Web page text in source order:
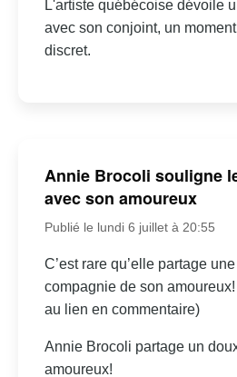
L'artiste québécoise dévoile
avec son conjoint, un
discret.
Annie Brocoli souligne
avec son amoureux
Publié le lundi 6 juillet à 20:55
C’est rare qu’elle partage
compagnie de son amoureux!
au lien en commentaire)
Annie Brocoli partage un
amoureux!